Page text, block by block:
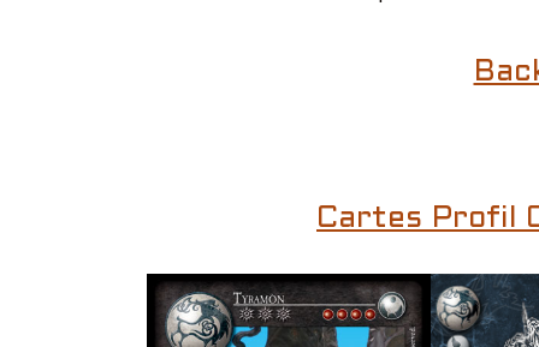
Cartes Profil